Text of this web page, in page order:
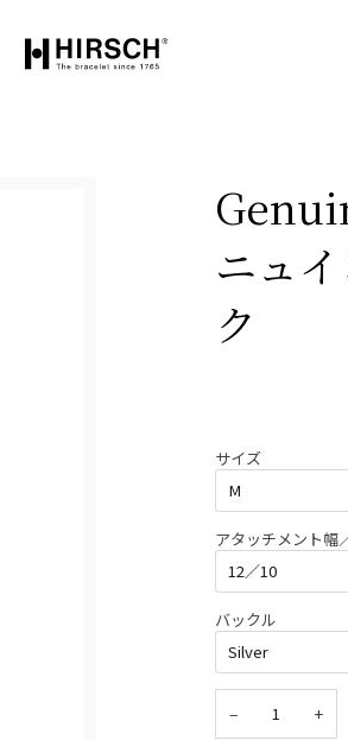
ニュ
ク
サイズ
アタッチメント幅
バックル
− +